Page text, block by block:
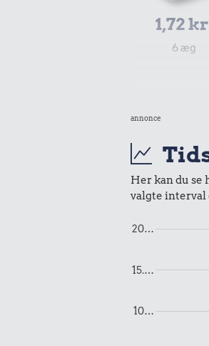
1,72
6 æg
annonce
Her kan du se
valgte interval
10…
15.…
20…